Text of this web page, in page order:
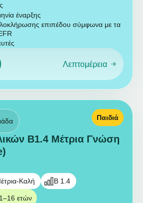
έναρξης
επιπέδου σύμφωνα με τα
Λεπτομέρεια
B1.4 Μέτρια Γνώση
Παιδιά
Καλή B 1.4
ετών